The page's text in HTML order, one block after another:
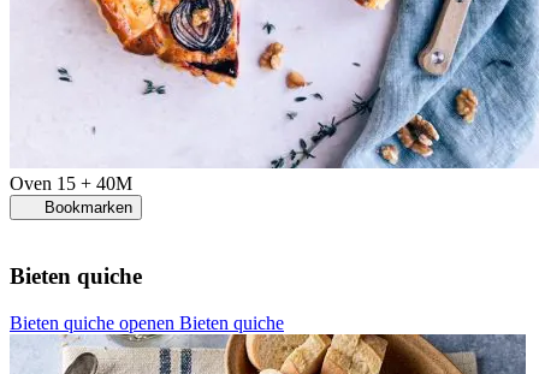
Oven 15 + 40M
Bookmarken
Bieten quiche
Bieten quiche openen Bieten quiche